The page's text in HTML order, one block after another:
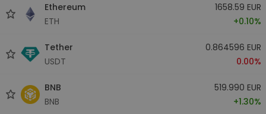
Ethereum
ETH
1658.59 EUR
+0.10%
Tether
USDT
0.864596 EUR
0.00%
BNB
BNB
519.990 EUR
+1.30%